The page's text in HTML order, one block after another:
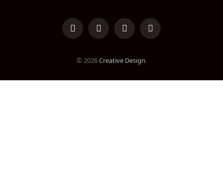
LinkedInFacebookInstagramTikTok
© 2026Creative Design.